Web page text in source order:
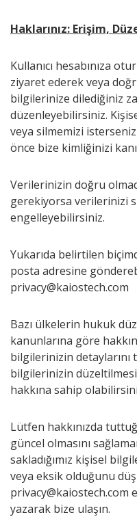
Haklarınız: Erişim,
Kullanıcı hesabınıza
ziyaret ederek veya
bilgilerinize dilediğiniz
düzenleyebilirsiniz.
veya silmemizi
önce bize kimliğinizi
Verilerinizin doğru
gerekiyorsa verilerinizi
engelleyebilirsiniz.
Yukarıda belirtilen
posta adresine
privacy@kaiostech.com
Bazı ülkelerin hukuk
kanunlarına göre
bilgilerinizin detaylarını
bilgilerinizin
hakkına sahip
Lütfen hakkınızda
güncel olmasını
sakladığımız kişisel
veya eksik olduğunu
privacy@kaiostech.com
yazarak bize ulaşın.